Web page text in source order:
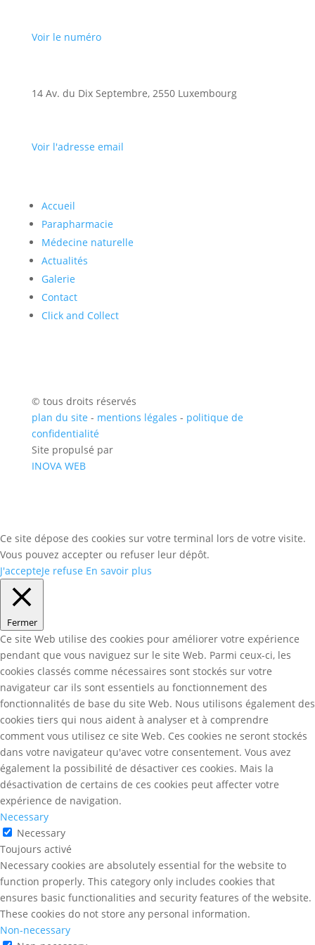
Voir le numéro
14 Av. du Dix Septembre, 2550 Luxembourg
Voir l'adresse email
Accueil
Parapharmacie
Médecine naturelle
Actualités
Galerie
Contact
Click and Collect
© tous droits réservés
plan du site - mentions légales - politique de
confidentialité
Site propulsé par
INOVA WEB
Ce site dépose des cookies sur votre terminal lors de votre visite.
Vous pouvez accepter ou refuser leur dépôt.
J'accepteJe refuse En savoir plus
Fermer
Ce site Web utilise des cookies pour améliorer votre expérience
pendant que vous naviguez sur le site Web. Parmi ceux-ci, les
cookies classés comme nécessaires sont stockés sur votre
navigateur car ils sont essentiels au fonctionnement des
fonctionnalités de base du site Web. Nous utilisons également des
cookies tiers qui nous aident à analyser et à comprendre
comment vous utilisez ce site Web. Ces cookies ne seront stockés
dans votre navigateur qu'avec votre consentement. Vous avez
également la possibilité de désactiver ces cookies. Mais la
désactivation de certains de ces cookies peut affecter votre
expérience de navigation.
Necessary
Necessary
Toujours activé
Necessary cookies are absolutely essential for the website to
function properly. This category only includes cookies that
ensures basic functionalities and security features of the website.
These cookies do not store any personal information.
Non-necessary